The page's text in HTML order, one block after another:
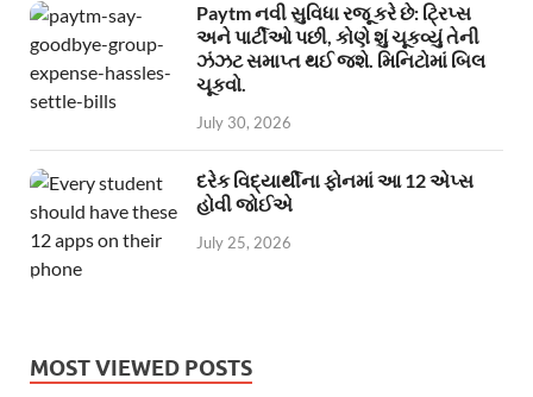
Paytm નવી સુવિધા રજૂ કરે છે: ટ્રિપ્સ
અને પાર્ટીઓ પછી, કોણે શું ચૂકવ્યું તેની
ઝંઝટ સમાપ્ત થઈ જશે. મિનિટોમાં બિલ
ચૂકવો.
July 30, 2026
દરેક વિદ્યાર્થીના ફોનમાં આ 12 એપ્સ
હોવી જોઈએ
July 25, 2026
MOST VIEWED POSTS